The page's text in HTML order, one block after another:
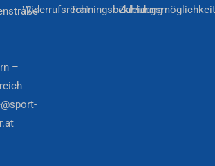
–
WiderrufsrechtTrainingsbekleidung